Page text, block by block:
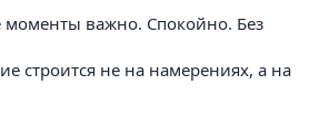
моменты важно. Спокойно. Без
строится не на намерениях, а на